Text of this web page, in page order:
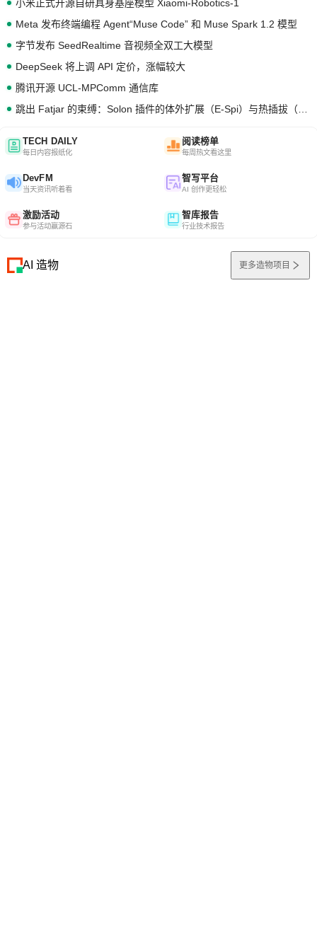
小米正式开源自研具身基座模型 Xiaomi-Robotics-1
Meta 发布终端编程 Agent“Muse Code” 和 Muse Spark 1.2 模型
字节发布 SeedRealtime 音视频全双工大模型
DeepSeek 将上调 API 定价，涨幅较大
腾讯开源 UCL-MPComm 通信库
TECH DAILY
每日内容报纸化
阅读榜单
每周热文看这里
DevFM
当天资讯听着看
智写平台
AI 创作更轻松
激励活动
参与活动赢源石
智库报告
行业技术报告
AI 造物 更多造物项目